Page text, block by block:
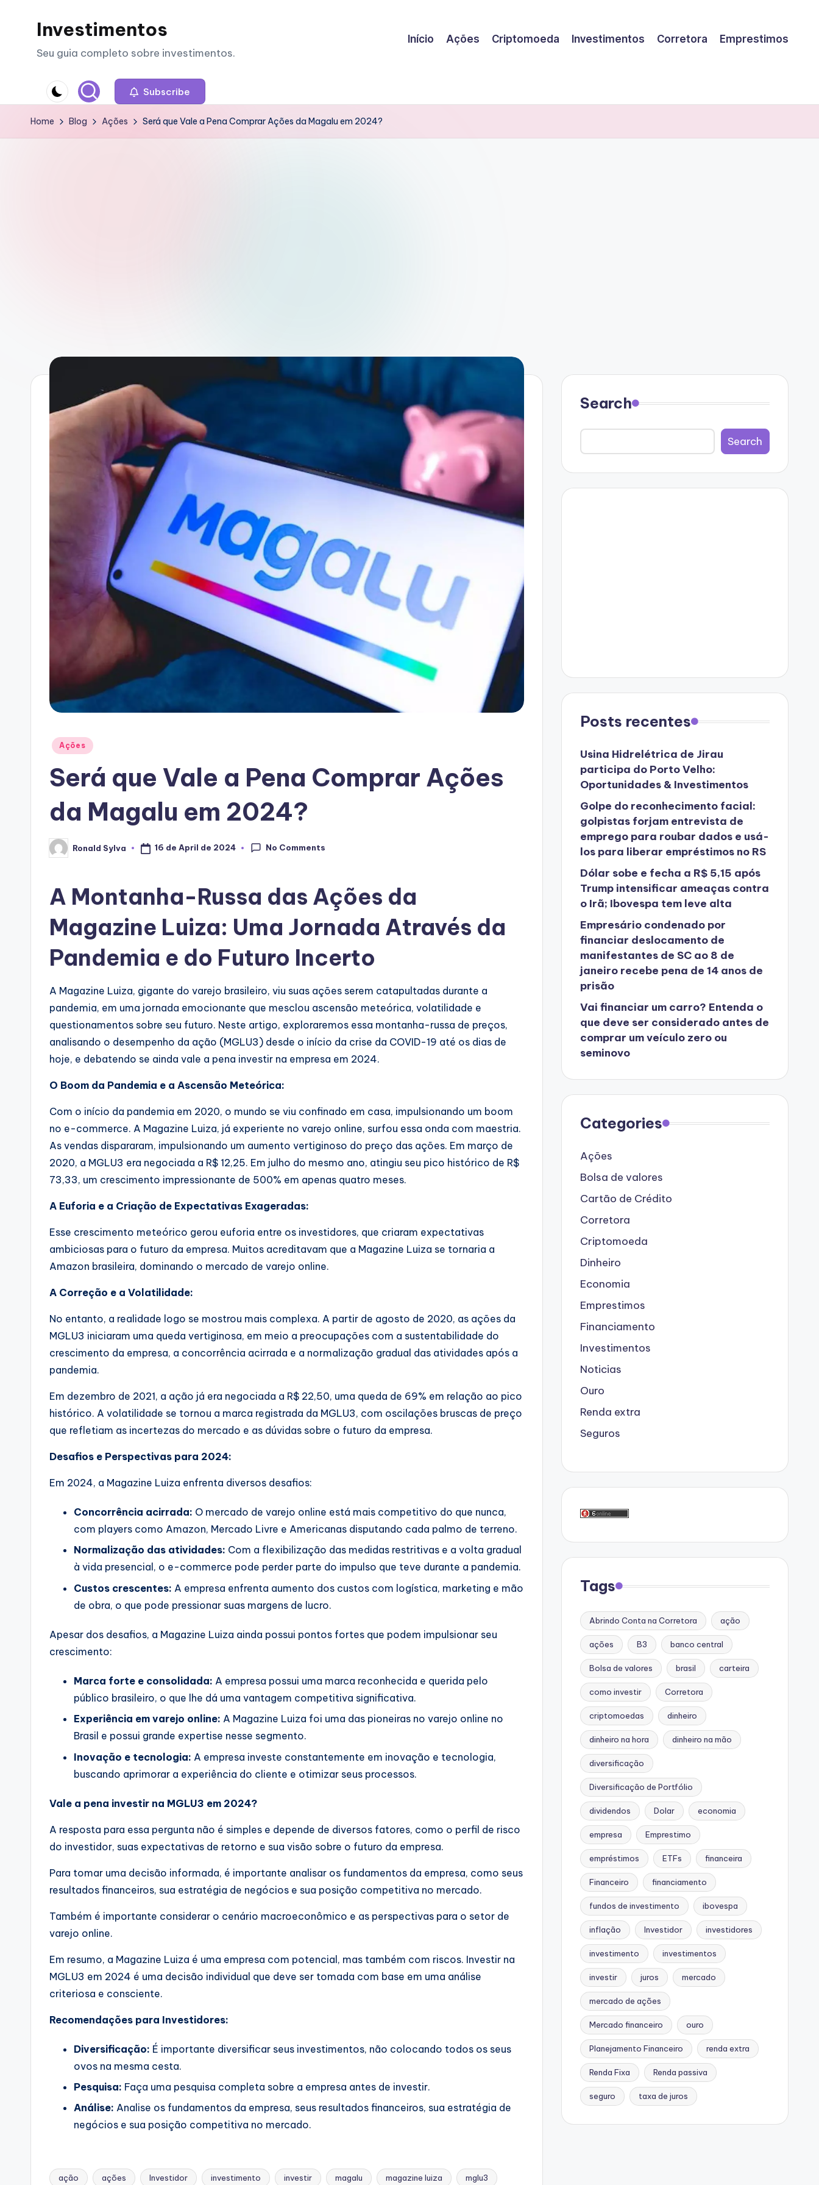
Investimentos
Seu guia completo sobre investimentos.
Início Ações Criptomoeda Investimentos Corretora Emprestimos
Subscribe
Home Blog Ações Será que Vale a Pena Comprar Ações da Magalu em 2024?
Posted
Ações
Será que Vale a Pena Comprar Ações
da Magalu em 2024?
Posted
by
Ronald Sylva 16 de April de 2024 No Comments
A Montanha-Russa das Ações da
Magazine Luiza: Uma Jornada Através da
Pandemia e do Futuro Incerto
A Magazine Luiza, gigante do varejo brasileiro, viu suas ações serem catapultadas durante a
pandemia, em uma jornada emocionante que mesclou ascensão meteórica, volatilidade e
questionamentos sobre seu futuro. Neste artigo, exploraremos essa montanha-russa de preços,
analisando o desempenho da ação (MGLU3) desde o início da crise da COVID-19 até os dias de
hoje, e debatendo se ainda vale a pena investir na empresa em 2024.
O Boom da Pandemia e a Ascensão Meteórica:
Com o início da pandemia em 2020, o mundo se viu confinado em casa, impulsionando um boom
no e-commerce. A Magazine Luiza, já experiente no varejo online, surfou essa onda com maestria.
As vendas dispararam, impulsionando um aumento vertiginoso do preço das ações. Em março de
2020, a MGLU3 era negociada a R$ 12,25. Em julho do mesmo ano, atingiu seu pico histórico de R$
73,33, um crescimento impressionante de 500% em apenas quatro meses.
A Euforia e a Criação de Expectativas Exageradas:
Esse crescimento meteórico gerou euforia entre os investidores, que criaram expectativas
ambiciosas para o futuro da empresa. Muitos acreditavam que a Magazine Luiza se tornaria a
Amazon brasileira, dominando o mercado de varejo online.
A Correção e a Volatilidade:
No entanto, a realidade logo se mostrou mais complexa. A partir de agosto de 2020, as ações da
MGLU3 iniciaram uma queda vertiginosa, em meio a preocupações com a sustentabilidade do
crescimento da empresa, a concorrência acirrada e a normalização gradual das atividades após a
pandemia.
Em dezembro de 2021, a ação já era negociada a R$ 22,50, uma queda de 69% em relação ao pico
histórico. A volatilidade se tornou a marca registrada da MGLU3, com oscilações bruscas de preço
que refletiam as incertezas do mercado e as dúvidas sobre o futuro da empresa.
Desafios e Perspectivas para 2024:
Em 2024, a Magazine Luiza enfrenta diversos desafios:
Concorrência acirrada: O mercado de varejo online está mais competitivo do que nunca,
com players como Amazon, Mercado Livre e Americanas disputando cada palmo de terreno.
Normalização das atividades: Com a flexibilização das medidas restritivas e a volta gradual
à vida presencial, o e-commerce pode perder parte do impulso que teve durante a pandemia.
Custos crescentes: A empresa enfrenta aumento dos custos com logística, marketing e mão
de obra, o que pode pressionar suas margens de lucro.
Apesar dos desafios, a Magazine Luiza ainda possui pontos fortes que podem impulsionar seu
crescimento:
Marca forte e consolidada: A empresa possui uma marca reconhecida e querida pelo
público brasileiro, o que lhe dá uma vantagem competitiva significativa.
Experiência em varejo online: A Magazine Luiza foi uma das pioneiras no varejo online no
Brasil e possui grande expertise nesse segmento.
Inovação e tecnologia: A empresa investe constantemente em inovação e tecnologia,
buscando aprimorar a experiência do cliente e otimizar seus processos.
Vale a pena investir na MGLU3 em 2024?
A resposta para essa pergunta não é simples e depende de diversos fatores, como o perfil de risco
do investidor, suas expectativas de retorno e sua visão sobre o futuro da empresa.
Para tomar uma decisão informada, é importante analisar os fundamentos da empresa, como seus
resultados financeiros, sua estratégia de negócios e sua posição competitiva no mercado.
Também é importante considerar o cenário macroeconômico e as perspectivas para o setor de
varejo online.
Em resumo, a Magazine Luiza é uma empresa com potencial, mas também com riscos. Investir na
MGLU3 em 2024 é uma decisão individual que deve ser tomada com base em uma análise
criteriosa e consciente.
Recomendações para Investidores:
Diversificação: É importante diversificar seus investimentos, não colocando todos os seus
ovos na mesma cesta.
Pesquisa: Faça uma pesquisa completa sobre a empresa antes de investir.
Análise: Analise os fundamentos da empresa, seus resultados financeiros, sua estratégia de
negócios e sua posição competitiva no mercado.
ação ações Investidor investimento investir magalu magazine luiza mglu3
Search
Search
Posts recentes
Usina Hidrelétrica de Jirau
participa do Porto Velho:
Oportunidades & Investimentos
Golpe do reconhecimento facial:
golpistas forjam entrevista de
emprego para roubar dados e usá-
los para liberar empréstimos no RS
Dólar sobe e fecha a R$ 5,15 após
Trump intensificar ameaças contra
o Irã; Ibovespa tem leve alta
Empresário condenado por
financiar deslocamento de
manifestantes de SC ao 8 de
janeiro recebe pena de 14 anos de
prisão
Vai financiar um carro? Entenda o
que deve ser considerado antes de
comprar um veículo zero ou
seminovo
Categories
Ações
Bolsa de valores
Cartão de Crédito
Corretora
Criptomoeda
Dinheiro
Economia
Emprestimos
Financiamento
Investimentos
Noticias
Ouro
Renda extra
Seguros
Tags
Abrindo Conta na Corretora ação
ações B3 banco central
Bolsa de valores brasil carteira
como investir Corretora
criptomoedas dinheiro
dinheiro na hora dinheiro na mão
diversificação
Diversificação de Portfólio
dividendos Dolar economia
empresa Emprestimo
empréstimos ETFs financeira
Financeiro financiamento
fundos de investimento ibovespa
inflação Investidor investidores
investimento investimentos
investir juros mercado
mercado de ações
Mercado financeiro ouro
Planejamento Financeiro renda extra
Renda Fixa Renda passiva
seguro taxa de juros